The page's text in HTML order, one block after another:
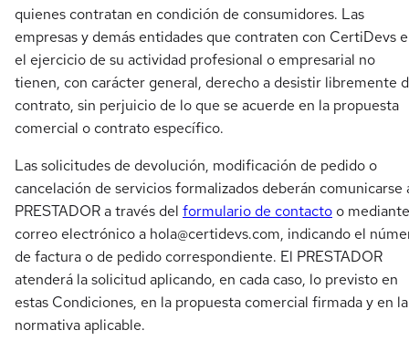
quienes contratan en condición de consumidores. Las
empresas y demás entidades que contraten con CertiDevs
el ejercicio de su actividad profesional o empresarial no
tienen, con carácter general, derecho a desistir libremente
contrato, sin perjuicio de lo que se acuerde en la propuesta
comercial o contrato específico.
Las solicitudes de devolución, modificación de pedido o
cancelación de servicios formalizados deberán comunicarse
PRESTADOR a través del formulario de contacto o mediante
correo electrónico a hola@certidevs.com, indicando el
de factura o de pedido correspondiente. El PRESTADOR
atenderá la solicitud aplicando, en cada caso, lo previsto en
estas Condiciones, en la propuesta comercial firmada y en la
normativa aplicable.